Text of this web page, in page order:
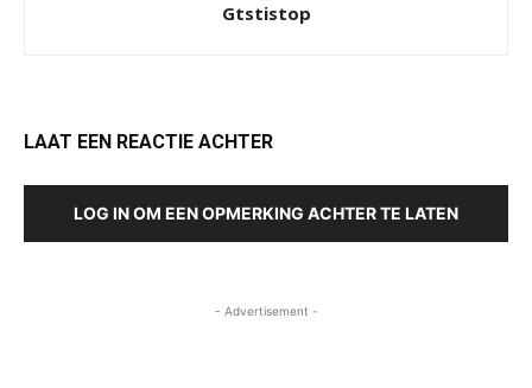
Gtstistop
LAAT EEN REACTIE ACHTER
LOG IN OM EEN OPMERKING ACHTER TE LATEN
- Advertisement -